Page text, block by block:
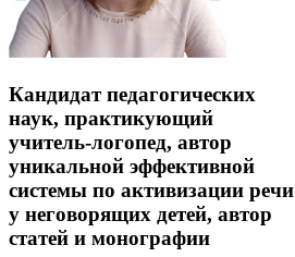
Кандидат педагогических
наук, практикующий
учитель-логопед, автор
уникальной эффективной
системы по активизации речи
у неговорящих детей, автор
статей и монографии